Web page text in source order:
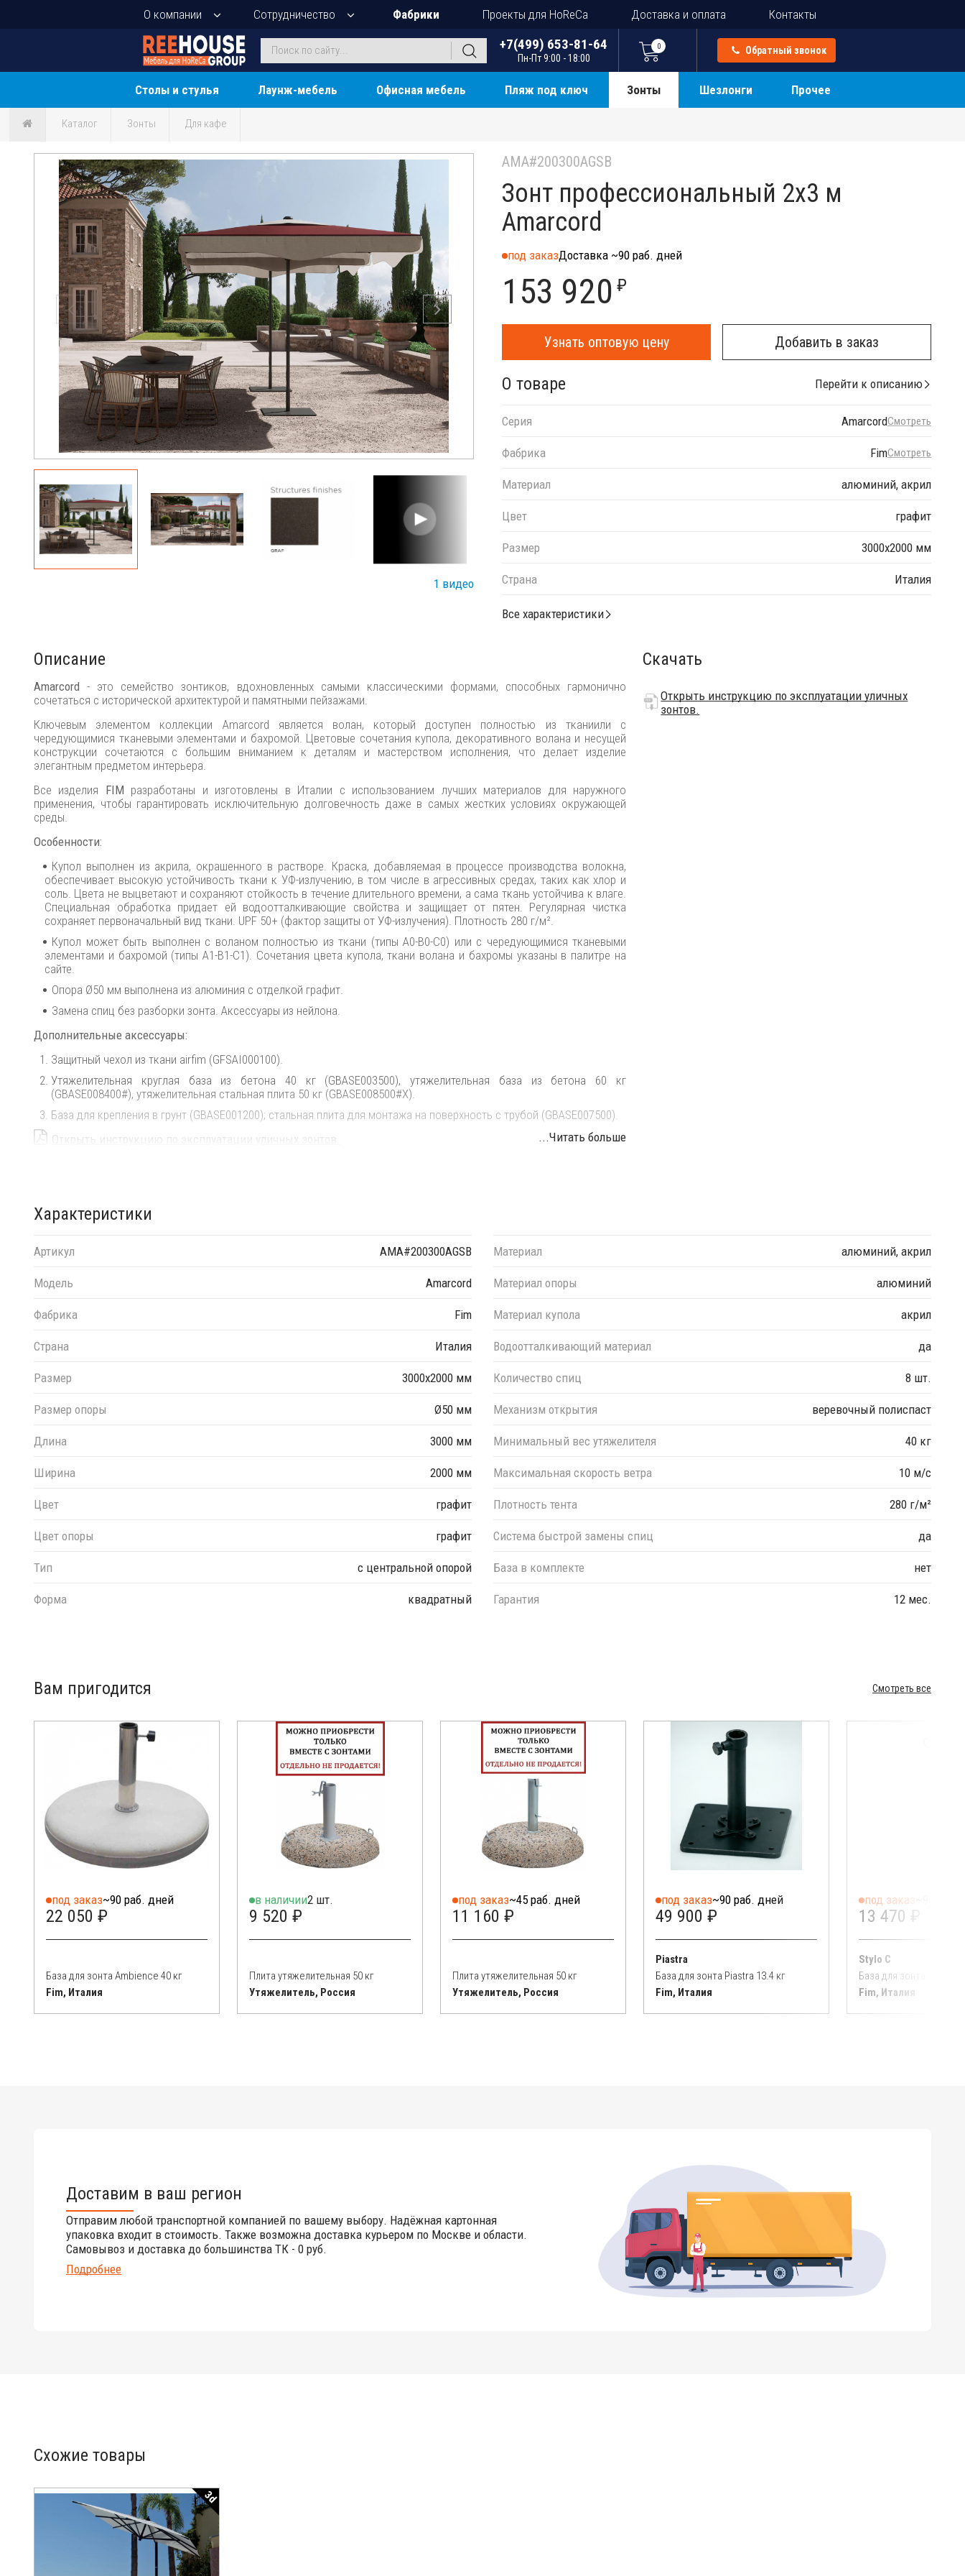
О компании Сотрудничество Фабрики Проекты для HoReCa Доставка и оплата Контакты
+7(499) 653-81-64
Пн-Пт 9:00 - 18:00
0 Обратный звонок
Столы и стулья Лаунж-мебель Офисная мебель Пляж под ключ Зонты Шезлонги Прочее
Каталог Зонты Для кафе
1 видео
AMA#200300AGSB
Зонт профессиональный 2х3 м
Amarcord
под заказДоставка ~90 раб. дней
153 920 ₽
Узнать оптовую цену Добавить в заказ
О товаре Перейти к описанию
Серия AmarcordСмотреть
Фабрика FimСмотреть
Материал алюминий, акрил
Цвет графит
Размер 3000х2000 мм
Страна Италия
Все характеристики
Описание
Amarcord- это семейство зонтиков, вдохновленных самыми классическими формами, способных гармонично
сочетаться с исторической архитектурой и памятными пейзажами.
Ключевым элементом коллекции Amarcord является волан, который доступен полностью из тканиили с
чередующимися тканевыми элементами и бахромой. Цветовые сочетания купола, декоративного волана и несущей
конструкции сочетаются с большим вниманием к деталям и мастерством исполнения, что делает изделие
элегантным предметом интерьера.
Все изделия FIM разработаны и изготовлены в Италии с использованием лучших материалов для наружного
применения, чтобы гарантировать исключительную долговечность даже в самых жестких условиях окружающей
среды.
Особенности:
Купол выполнен из акрила, окрашенного в растворе. Краска, добавляемая в процессе производства волокна,
обеспечивает высокую устойчивость ткани к УФ-излучению, в том числе в агрессивных средах, таких как хлор и
соль. Цвета не выцветают и сохраняют стойкость в течение длительного времени, а сама ткань устойчива к влаге.
Специальная обработка придает ей водоотталкивающие свойства и защищает от пятен. Регулярная чистка
сохраняет первоначальный вид ткани. UPF 50+ (фактор защиты от УФ-излучения). Плотность 280 г/м².
Купол может быть выполнен с воланом полностью из ткани (типы A0-B0-C0) или с чередующимися тканевыми
элементами и бахромой (типы A1-B1-C1). Сочетания цвета купола, ткани волана и бахромы указаны в палитре на
сайте.
Опора Ø50 мм выполнена из алюминия с отделкой графит.
Замена спиц без разборки зонта. Аксессуары из нейлона.
Дополнительные аксессуары:
Защитный чехол из ткани airfim (GFSAI000100).
Утяжелительная круглая база из бетона 40 кг (GBASE003500), утяжелительная база из бетона 60 кг
(GBASE008400#), утяжелительная стальная плита 50 кг (GBASE008500#X).
База для крепления в грунт (GBASE001200); стальная плита для монтажа на поверхность с трубой (GBASE007500).
Открыть инструкцию по эксплуатации уличных зонтов.
рекомендованного производителем. В случае использования зонтов на открытых площадках с повышенной
...Читать больше
Скачать
Открыть инструкцию по эксплуатации уличных
зонтов.
Характеристики
Артикул AMA#200300AGSB
Модель Amarcord
Фабрика Fim
Страна Италия
Размер 3000х2000 мм
Размер опоры Ø50 мм
Длина 3000 мм
Ширина 2000 мм
Цвет графит
Цвет опоры графит
Тип с центральной опорой
Форма квадратный
Материал алюминий, акрил
Материал опоры алюминий
Материал купола акрил
Водоотталкивающий материал да
Количество спиц 8 шт.
Механизм открытия веревочный полиспаст
Минимальный вес утяжелителя 40 кг
Максимальная скорость ветра 10 м/с
Плотность тента 280 г/м²
Система быстрой замены спиц да
База в комплекте нет
Гарантия 12 мес.
Вам пригодится Смотреть все
под заказ~90 раб. дней
22 050 ₽
База для зонта Ambience 40 кг
Fim, Италия
в наличии2 шт.
9 520 ₽
Плита утяжелительная 50 кг
Утяжелитель, Россия
под заказ~45 раб. дней
11 160 ₽
Плита утяжелительная 50 кг
Утяжелитель, Россия
под заказ~90 раб. дней
49 900 ₽
Piastra
База для зонта Piastra 13.4 кг
Fim, Италия
под заказ
13 470 ₽
Stylo C
База для зонта Stylo C
Fim, Италия
Доставим в ваш регион
Отправим любой транспортной компанией по вашему выбору. Надёжная картонная
упаковка входит в стоимость. Также возможна доставка курьером по Москве и области.
Самовывоз и доставка до большинства ТК - 0 руб.
Подробнее
Схожие товары
3d